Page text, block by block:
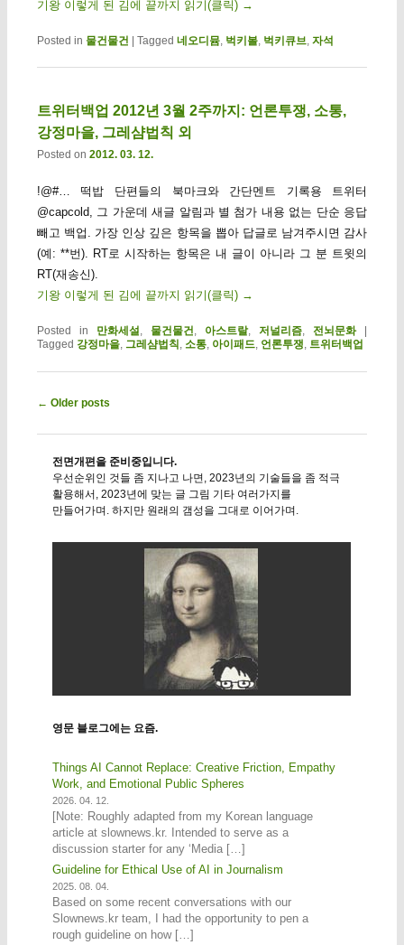
기왕 이렇게 된 김에 끝까지 읽기(클릭) →
Posted in 물건물건 Tagged 네오디뮴, 벅키볼, 벅키큐브, 자석
트위터백업 2012년 3월 2주까지: 언론투쟁, 소통,
강정마을, 그레샴법칙 외
Posted on 2012. 03. 12.
!@#… 떡밥 단편들의 북마크와 간단멘트 기록용 트위터
@capcold, 그 가운데 새글 알림과 별 첨가 내용 없는 단순 응답
빼고 백업. 가장 인상 깊은 항목을 뽑아 답글로 남겨주시면 감사
(예: **번). RT로 시작하는 항목은 내 글이 아니라 그 분 트윗의
RT(재송신).
기왕 이렇게 된 김에 끝까지 읽기(클릭) →
Posted in 만화세설, 물건물건, 아스트랄,저널리즘, 전뇌문화
Tagged 강정마을, 그레샴법칙 , 소통, 아이패드, 언론투쟁, 트위터백업
Post navigation
← Older posts
전면개편을 준비중입니다.
우선순위인 것들 좀 지나고 나면, 2023년의 기술들을 좀 적극
활용해서, 2023년에 맞는 글 그림 기타 여러가지를
만들어가며. 하지만 원래의 갬성을 그대로 이어가며.
영문 블로그에는 요즘.
Things AI Cannot Replace: Creative Friction, Empathy
Work, and Emotional Public Spheres
2026. 04. 12.
[Note: Roughly adapted from my Korean language
article at slownews.kr. Intended to serve as a
discussion starter for any ‘Media […]
Guideline for Ethical Use of AI in Journalism
2025. 08. 04.
Based on some recent conversations with our
Slownews.kr team, I had the opportunity to pen a
rough guideline on how […]